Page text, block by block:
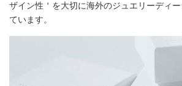
ザイン性＇を大切に海外のジュエリーディ
ています。